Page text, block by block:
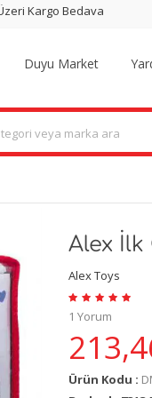
Kargo Bedava
Duyu Market
Alex
Alex Toys
1 Yorum
Ürün Kodu :